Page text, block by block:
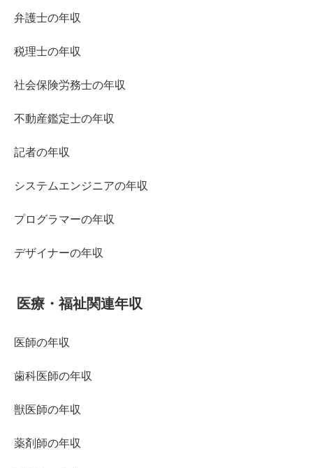
弁護士の年収
税理士の年収
社会保険労務士の年収
不動産鑑定士の年収
記者の年収
システムエンジニアの年収
プログラマーの年収
デザイナーの年収
医療・福祉関連年収
医師の年収
歯科医師の年収
獣医師の年収
薬剤師の年収